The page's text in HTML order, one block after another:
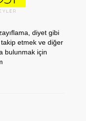
diyet gibi
etmek ve diğer
bulunmak için